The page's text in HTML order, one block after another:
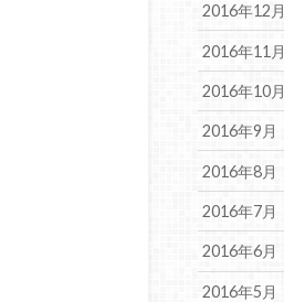
2016年12月
2016年11月
2016年10月
2016年9月
2016年8月
2016年7月
2016年6月
2016年5月